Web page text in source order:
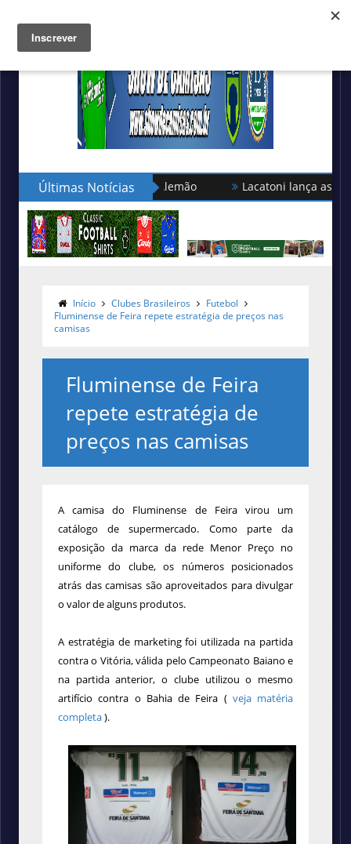
Últimas Notícias Lacatoni lança as novas
Início Clubes Brasileiros
Futebol
Fluminense de Feira repete estratégia de preços nas
camisas
Fluminense de Feira
repete estratégia de
preços nas camisas
A camisa do Fluminense de Feira virou um
catálogo de supermercado. Como parte da
exposição da marca da rede Menor Preço no
uniforme do clube, os números posicionados
atrás das camisas são aproveitados para divulgar
o valor de alguns produtos.
A estratégia de marketing foi utilizada na partida
contra o Vitória, válida pelo Campeonato Baiano e
na partida anterior, o clube utilizou o mesmo
artifício contra o Bahia de Feira ( veja matéria
completa).